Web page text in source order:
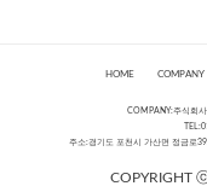
HOME COMPANY
COMPANY:주식회
주소:경기도 포천시 가산면 정금로
COPYRIGHT